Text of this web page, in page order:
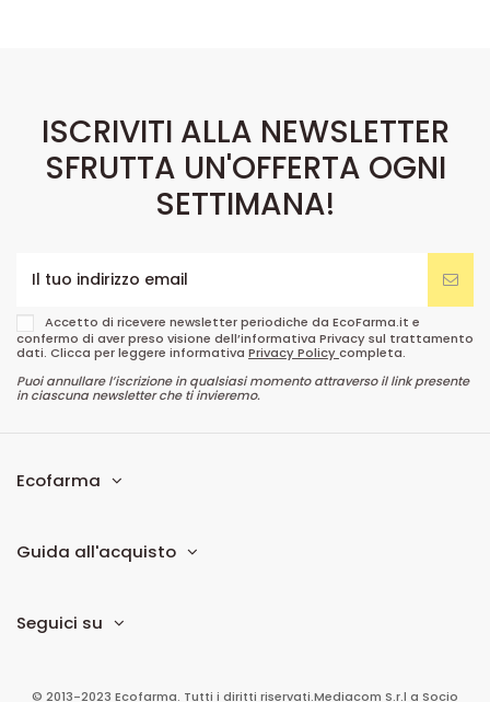
ISCRIVITI ALLA NEWSLETTER
SFRUTTA UN'OFFERTA OGNI
SETTIMANA!
Accetto di ricevere newsletter periodiche da EcoFarma.it e
confermo di aver preso visione dell’informativa Privacy sul trattamento
dati. Clicca per leggere informativa Privacy Policycompleta.
Puoi annullare l’iscrizione in qualsiasi momento attraverso il link presente
in ciascuna newsletter che ti invieremo.
Ecofarma
Guida all'acquisto
Seguici su
© 2013-2023 Ecofarma. Tutti i diritti riservati.Mediacom S.r.l a Socio